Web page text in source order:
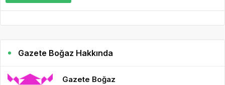
Gazete Boğaz Hakkında
Gazete Boğaz